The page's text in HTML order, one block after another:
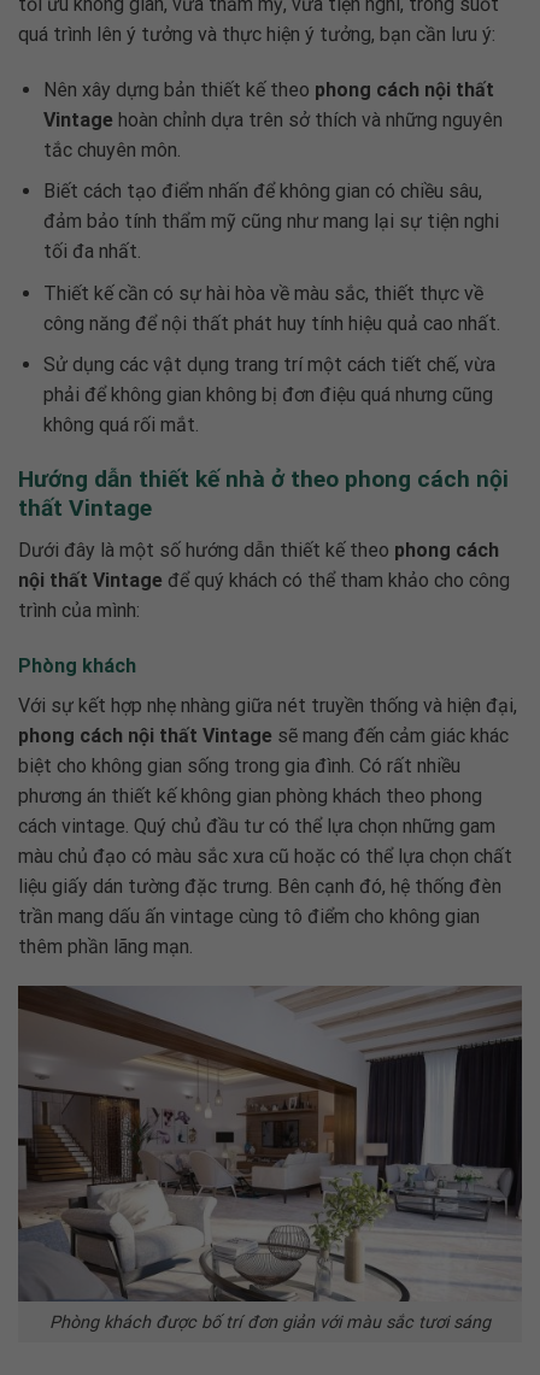
quá trình lên ý tưởng và thực hiện ý tưởng, bạn cần lưu ý:
Nên xây dựng bản thiết kế theo phong cách nội thất
Vintage hoàn chỉnh dựa trên sở thích và những nguyên
tắc chuyên môn.
Biết cách tạo điểm nhấn để không gian có chiều sâu,
đảm bảo tính thẩm mỹ cũng như mang lại sự tiện nghi
tối đa nhất.
Thiết kế cần có sự hài hòa về màu sắc, thiết thực về
công năng để nội thất phát huy tính hiệu quả cao nhất.
Sử dụng các vật dụng trang trí một cách tiết chế, vừa
phải để không gian không bị đơn điệu quá nhưng cũng
không quá rối mắt.
Hướng dẫn thiết kế nhà ở theo phong cách nội
thất Vintage
Dưới đây là một số hướng dẫn thiết kế theo phong cách
nội thất Vintage để quý khách có thể tham khảo cho công
trình của mình:
Phòng khách
Với sự kết hợp nhẹ nhàng giữa nét truyền thống và hiện đại,
phong cách nội thất Vintage sẽ mang đến cảm giác khác
biệt cho không gian sống trong gia đình. Có rất nhiều
phương án thiết kế không gian phòng khách theo phong
cách vintage. Quý chủ đầu tư có thể lựa chọn những gam
màu chủ đạo có màu sắc xưa cũ hoặc có thể lựa chọn chất
liệu giấy dán tường đặc trưng. Bên cạnh đó, hệ thống đèn
trần mang dấu ấn vintage cùng tô điểm cho không gian
thêm phần lãng mạn.
Phòng khách được bố trí đơn giản với màu sắc tươi sáng